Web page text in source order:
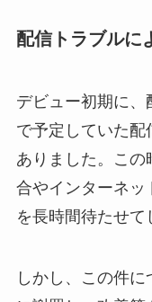
配信トラブルに
デビュー初期に、
で予定していた
ありました。こ
合やインターネッ
を長時間待たせて
しかし、この件